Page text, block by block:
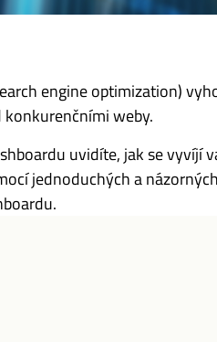
engine optimization)
weby.
uvidíte, jak se vyvíjí
jednoduchých a